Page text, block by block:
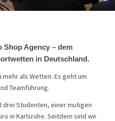
Shop Agency – dem
in Deutschland.
mehr als Wetten. Es geht um
Teamführung.
drei Studenten, einer mutigen
in Karlsruhe. Seitdem sind wir